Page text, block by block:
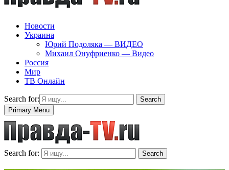
Новости
Украина
Юрий Подоляка — ВИДЕО
Михаил Онуфриенко — Видео
Россия
Мир
ТВ Онлайн
Search for:
Search
Primary Menu
Search for: Search